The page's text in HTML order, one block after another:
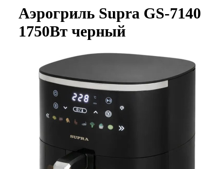
Аэрогриль Supra GS-7140
1750Вт черный